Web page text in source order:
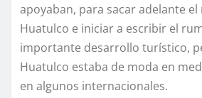
apoyaban, para sacar adelante
Huatulco e iniciar a escribir el
importante desarrollo turístico,
Huatulco estaba de moda en
en algunos internacionales.